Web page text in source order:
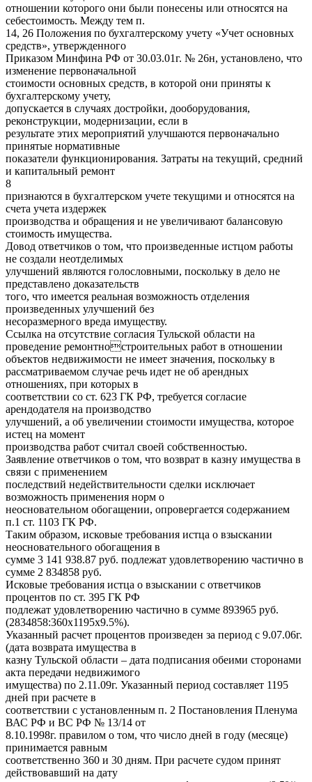
отношении которого они были понесены или относятся на
себестоимость. Между тем п.
14, 26 Положения по бухгалтерскому учету «Учет основных
средств», утвержденного
Приказом Минфина РФ от 30.03.01г. № 26н, установлено, что
изменение первоначальной
стоимости основных средств, в которой они приняты к
бухгалтерскому учету,
допускается в случаях достройки, дооборудования,
реконструкции, модернизации, если в
результате этих мероприятий улучшаются первоначально
принятые нормативные
показатели функционирования. Затраты на текущий, средний
и капитальный ремонт
8
признаются в бухгалтерском учете текущими и относятся на
счета учета издержек
производства и обращения и не увеличивают балансовую
стоимость имущества.
Довод ответчиков о том, что произведенные истцом работы
не создали неотделимых
улучшений являются голословными, поскольку в дело не
представлено доказательств
того, что имеется реальная возможность отделения
произведенных улучшений без
несоразмерного вреда имуществу.
Ссылка на отсутствие согласия Тульской области на
проведение ремонтностроительных работ в отношении
объектов недвижимости не имеет значения, поскольку в
рассматриваемом случае речь идет не об арендных
отношениях, при которых в
соответствии со ст. 623 ГК РФ, требуется согласие
арендодателя на производство
улучшений, а об увеличении стоимости имущества, которое
истец на момент
производства работ считал своей собственностью.
Заявление ответчиков о том, что возврат в казну имущества в
связи с применением
последствий недействительности сделки исключает
возможность применения норм о
неосновательном обогащении, опровергается содержанием
п.1 ст. 1103 ГК РФ.
Таким образом, исковые требования истца о взыскании
неосновательного обогащения в
сумме 3 141 938.87 руб. подлежат удовлетворению частично в
сумме 2 834858 руб.
Исковые требования истца о взыскании с ответчиков
процентов по ст. 395 ГК РФ
подлежат удовлетворению частично в сумме 893965 руб.
(2834858:360х1195х9.5%).
Указанный расчет процентов произведен за период с 9.07.06г.
(дата возврата имущества в
казну Тульской области – дата подписания обеими сторонами
акта передачи недвижимого
имущества) по 2.11.09г. Указанный период составляет 1195
дней при расчете в
соответствии с установленным п. 2 Постановления Пленума
ВАС РФ и ВС РФ № 13/14 от
8.10.1998г. правилом о том, что число дней в году (месяце)
принимается равным
соответственно 360 и 30 дням. При расчете судом принят
действовавший на дату